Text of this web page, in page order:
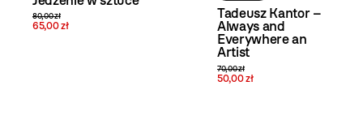
80,00 zł
65,00 zł
Tadeusz Kantor –
Always and
Everywhere an
Artist
70,00 zł
50,00 zł